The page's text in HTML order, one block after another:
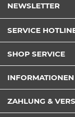
NEWSLETTER
SERVICE
SHOP SERVICE
INFORMATIONEN
ZAHLUNG &